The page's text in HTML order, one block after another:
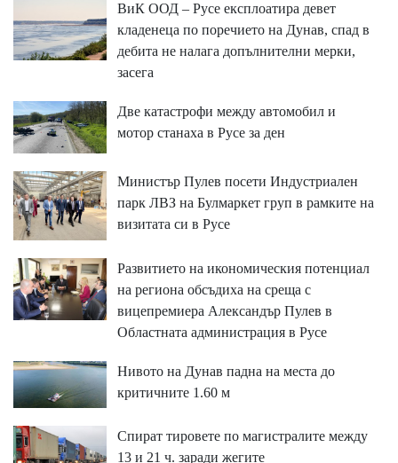
ВиК ООД – Русе експлоатира девет
кладенеца по поречието на Дунав, спад в
дебита не налага допълнителни мерки,
засега
Две катастрофи между автомобил и
мотор станаха в Русе за ден
Министър Пулев посети Индустриален
парк ЛВЗ на Булмаркет груп в рамките на
визитата си в Русе
Развитието на икономическия потенциал
на региона обсъдиха на среща с
вицепремиера Александър Пулев в
Областната администрация в Русе
Нивото на Дунав падна на места до
критичните 1.60 м
Спират тировете по магистралите между
13 и 21 ч. заради жегите